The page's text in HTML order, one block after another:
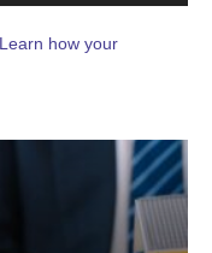
Learn how your